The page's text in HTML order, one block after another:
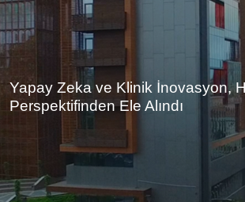
Yapay Zeka ve Klinik İnovasyon,
Perspektifinden Ele Alındı